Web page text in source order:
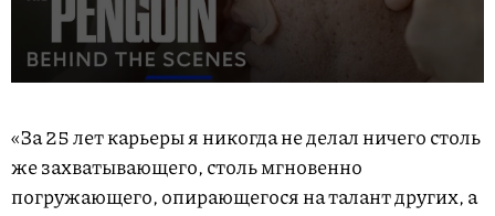
«За 25 лет карьеры я никогда не делал ничего столь
же захватывающего, столь мгновенно
погружающего, опирающегося на талант других, а